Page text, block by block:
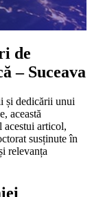
de
– Suceava
și dedicării unui
această
acestui articol,
susținute în
relevanța